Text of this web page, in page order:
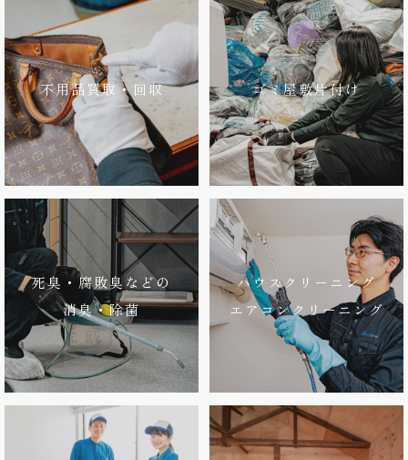
不用品買取・回収 ゴミ屋敷片付け
死臭・腐敗臭などの
消臭・除菌
ハウスクリーニング
エアコンクリーニング